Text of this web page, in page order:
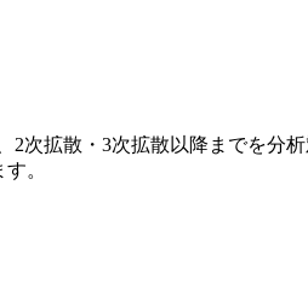
次拡散・3次拡散以降までを分
。